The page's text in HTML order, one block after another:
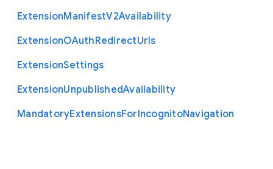
ExtensionManifestV2Availability
ExtensionOAuthRedirectUrls
ExtensionSettings
ExtensionUnpublishedAvailability
MandatoryExtensionsForIncognitoNavigation